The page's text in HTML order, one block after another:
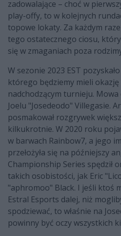
zadowalające – choć w
play-offy, to w kolejnych
topowe lokaty. Za każdym
tego ostatecznego ciosu,
się w zmaganiach poza
W sezonie 2023 EST
którego będziemy mieli
nadchodzącym turnieju.
Joelu "Josedeodo" Villegasie.
posmakował rozgrywek
kilkukrotnie. W 2020 roku
w barwach Rainbow7, a jego
przełożyła się na późniejszy
Championship Series spędził
takich osobistości, jak Eric
"aphromoo" Black. I jeśli ktoś
Estral Esports dalej, niż
spodziewać, to właśnie na
powinny być oczy wszystkich